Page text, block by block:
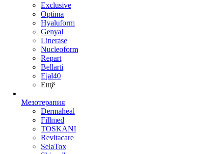
Exclusive
Optima
Hyaluform
Genyal
Linerase
Nucleoform
Repart
Bellarti
Ejal40
Ещё
Мезотерапия
Dermaheal
Fillmed
TOSKANI
Revitacare
SelaTox